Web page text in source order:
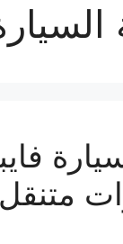
متنقل